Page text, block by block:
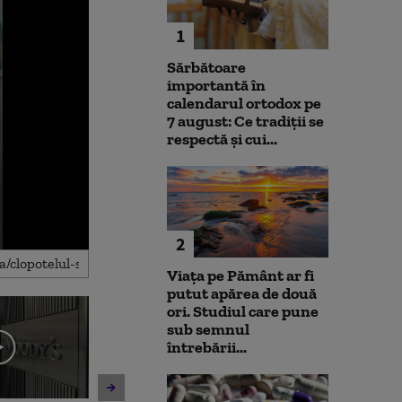
1
Sărbătoare
importantă în
calendarul ortodox pe
7 august: Ce tradiții se
respectă și cui...
2
Viața pe Pământ ar fi
putut apărea de două
ori. Studiul care pune
sub semnul
întrebării...